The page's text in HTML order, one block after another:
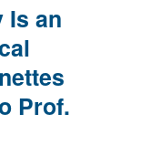
Is an
Prof.